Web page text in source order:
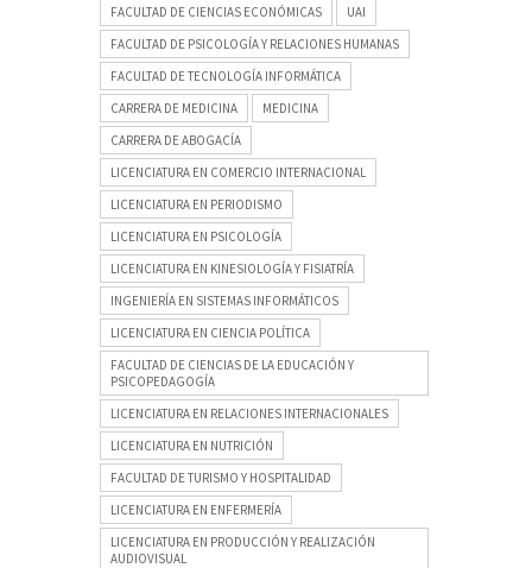
FACULTAD DE CIENCIAS ECONÓMICAS
UAI
FACULTAD DE PSICOLOGÍA Y RELACIONES HUMANAS
FACULTAD DE TECNOLOGÍA INFORMÁTICA
CARRERA DE MEDICINA
MEDICINA
CARRERA DE ABOGACÍA
LICENCIATURA EN COMERCIO INTERNACIONAL
LICENCIATURA EN PERIODISMO
LICENCIATURA EN PSICOLOGÍA
LICENCIATURA EN KINESIOLOGÍA Y FISIATRÍA
INGENIERÍA EN SISTEMAS INFORMÁTICOS
LICENCIATURA EN CIENCIA POLÍTICA
FACULTAD DE CIENCIAS DE LA EDUCACIÓN Y
PSICOPEDAGOGÍA
LICENCIATURA EN RELACIONES INTERNACIONALES
LICENCIATURA EN NUTRICIÓN
FACULTAD DE TURISMO Y HOSPITALIDAD
LICENCIATURA EN ENFERMERÍA
LICENCIATURA EN PRODUCCIÓN Y REALIZACIÓN
AUDIOVISUAL